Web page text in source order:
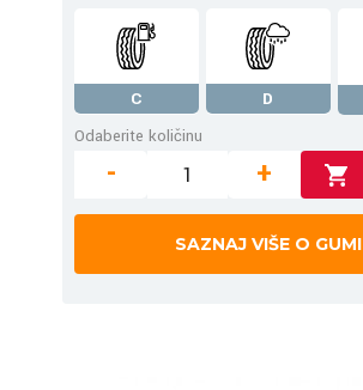
C D
Odaberite količinu
- +
SAZNAJ VIŠE O GUMI